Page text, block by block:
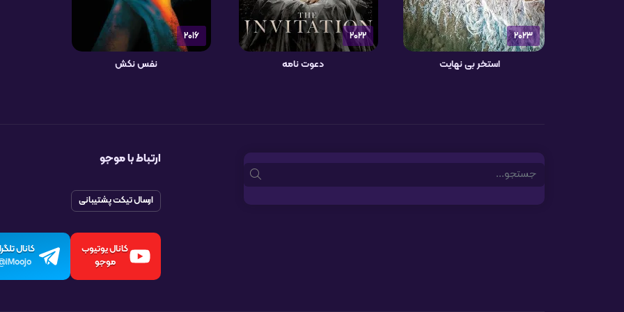
2023
استخر بی نهایت
2022
دعوت نامه
2016
نفس نکش
Search
ارتباط با موجو
ارسال تیکت پشتیبانی
کانال یوتیوب
موجو
کانال
iMoojo@